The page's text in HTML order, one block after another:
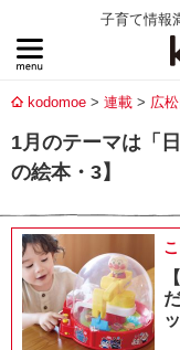
子育て情報
kodomoe 連載 広
1月のテーマは「
の絵本・3】